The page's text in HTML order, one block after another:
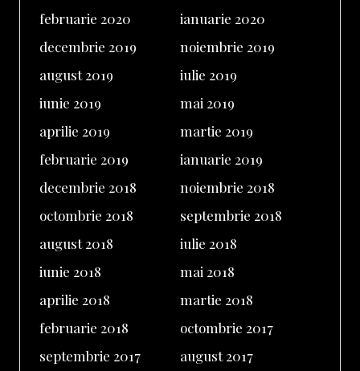
februarie 2020
ianuarie 2020
decembrie 2019
noiembrie 2019
august 2019
iulie 2019
iunie 2019
mai 2019
aprilie 2019
martie 2019
februarie 2019
ianuarie 2019
decembrie 2018
noiembrie 2018
octombrie 2018
septembrie 2018
august 2018
iulie 2018
iunie 2018
mai 2018
aprilie 2018
martie 2018
februarie 2018
octombrie 2017
septembrie 2017
august 2017